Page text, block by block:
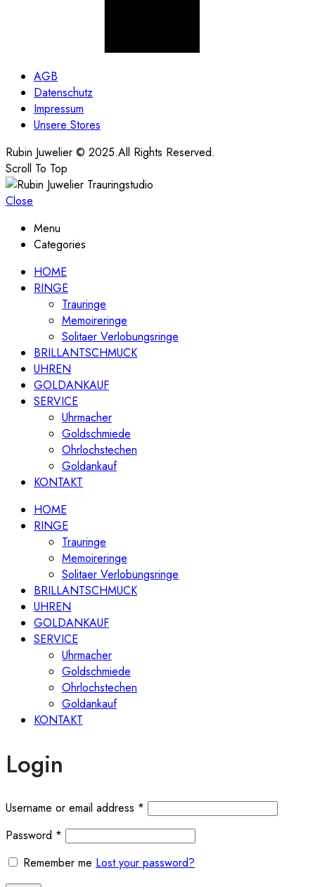
AGB
Datenschutz
Impressum
Unsere Stores
Rubin Juwelier © 2025.All Rights Reserved.
Scroll To Top
Close
Menu
Categories
HOME
RINGE
Trauringe
Memoireringe
Solitaer Verlobungsringe
BRILLANTSCHMUCK
UHREN
GOLDANKAUF
SERVICE
Uhrmacher
Goldschmiede
Ohrlochstechen
Goldankauf
KONTAKT
HOME
RINGE
Trauringe
Memoireringe
Solitaer Verlobungsringe
BRILLANTSCHMUCK
UHREN
GOLDANKAUF
SERVICE
Uhrmacher
Goldschmiede
Ohrlochstechen
Goldankauf
KONTAKT
Login
Username or email address * Required
Password * Required
Remember me Lost your password?